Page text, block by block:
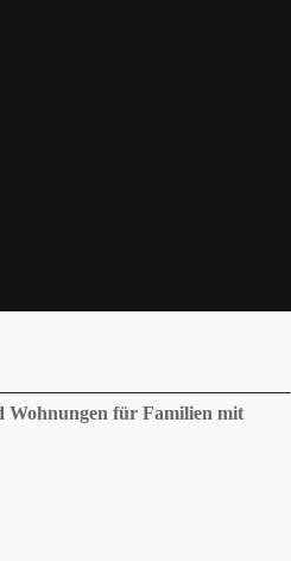
Wohnungen für Familien mit